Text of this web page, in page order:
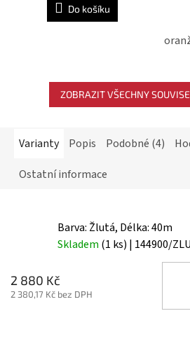
Do košíku
5
ZOBRAZIT VŠECHNY
Varianty Popis Podobné (4)
Ostatní informace
Barva: Žlutá, Délka: 40m
Skladem (1 ks) | 144900/ZLU
2 880 Kč
2 380,17 Kč bez DPH